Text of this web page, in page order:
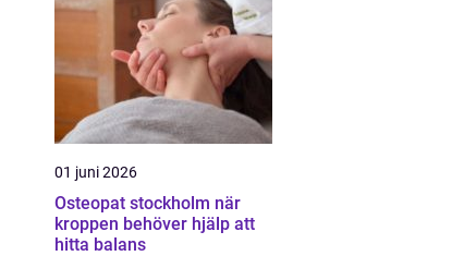
01 juni 2026
Osteopat stockholm när
kroppen behöver hjälp att
hitta balans